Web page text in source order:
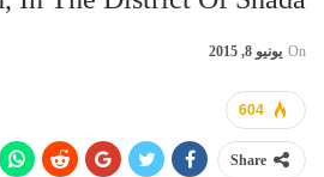
On يونيو 8, 2015
604
Share